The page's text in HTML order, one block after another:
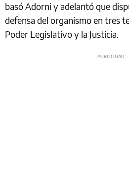
basó Adorni y adelantó que
defensa del organismo en tres
Poder Legislativo y la Justicia.